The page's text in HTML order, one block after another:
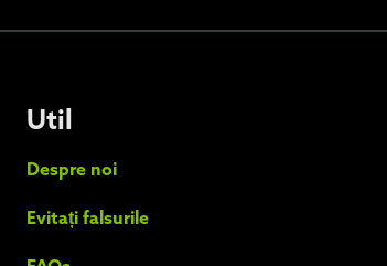
Util
Despre noi
Evitați falsurile